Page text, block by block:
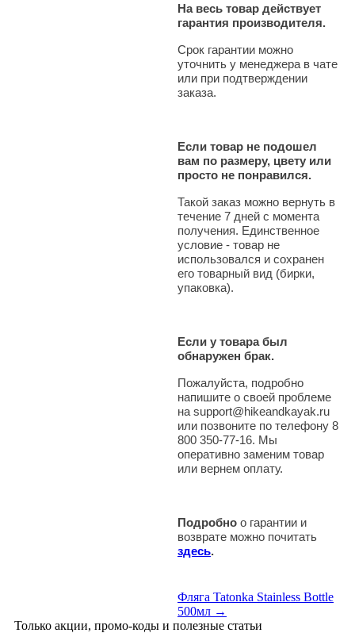
На весь товар действует
гарантия производителя.
Срок гарантии можно
уточнить у менеджера в чате
или при подтверждении
заказа.
Если товар не подошел
вам по размеру, цвету или
просто не понравился.
Такой заказ можно вернуть в
течение 7 дней с момента
получения. Единственное
условие - товар не
использовался и сохранен
его товарный вид (бирки,
упаковка).
Если у товара был
обнаружен брак.
Пожалуйста, подробно
напишите о своей проблеме
на support@hikeandkayak.ru
или позвоните по телефону 8
800 350-77-16. Мы
оперативно заменим товар
или вернем оплату.
Подробно о гарантии и
возврате можно почитать
здесь.
Фляга Tatonka Stainless Bottle
500мл →
Только акции, промо-коды и полезные статьи